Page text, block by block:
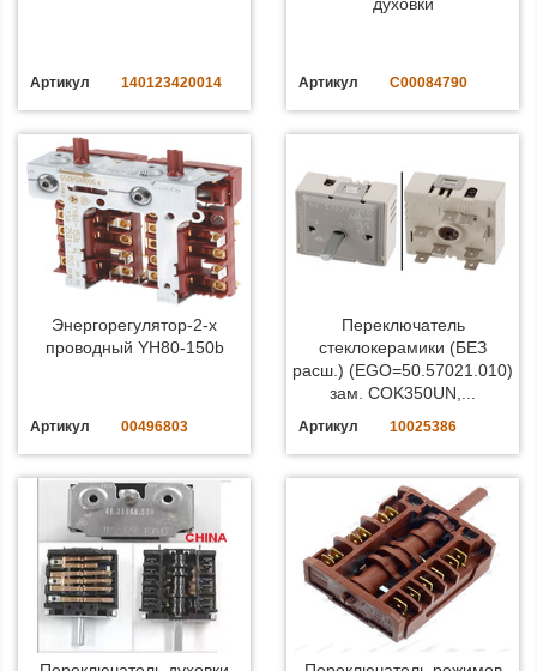
Артикул 140123420014 Артикул C00084790
Энергорегулятор-2-х
проводный YH80-150b
Артикул 00496803
Переключатель
стеклокерамики (БЕЗ
расш.) (EGO=50.57021.010)
зам. COK350UN,...
Артикул 10025386